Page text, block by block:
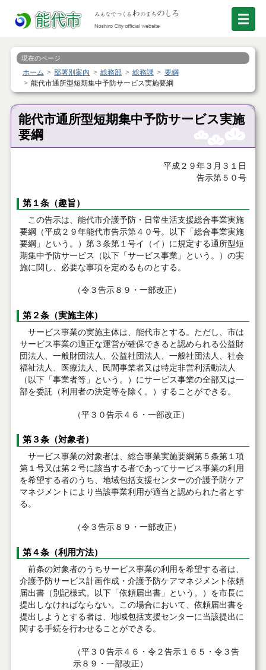
現在のページ
ホーム 部署別案内 総務部 総務課
要綱
能代市通所型短期集中予防サービス実施要綱
能代市通所型短期集中予防サービス実施
要綱
平成２９年３月３１日
告示第５０号
第１条（趣旨）
この告示は、能代市介護予防・日常生活支援総合事業実施
要綱（平成２９年能代市告示第４０号。以下「総合事業実施
要綱」という。）第３条第１号イ（イ）に規定する通所型短
期集中予防サービス（以下「サービス事業」という。）の実
施に関し、必要な事項を定めるものとする。
（令３告示８９・一部改正）
第２条（実施主体）
サービス事業の実施主体は、能代市とする。ただし、市は
サービス事業の適正な運営が確保できると認められる公益財
団法人、一般財団法人、公益社団法人、一般社団法人、社会
福祉法人、医療法人、民間事業者又は特定非営利活動法人
（以下「事業者等」という。）にサービス事業の全部又は一
部を委託（利用者の決定等を除く。）することができる。
（平３０告示４６・一部改正）
第３条（対象者）
サービス事業の対象者は、総合事業実施要綱第５条第１項
第１号又は第２号に該当する者であってサービス事業の利用
を希望する者のうち、地域包括支援センターの介護予防ケア
マネジメントにより当該事業利用が適当と認められた者とす
る。
（令３告示８９・一部改正）
第４条（利用方法）
前条の対象者のうちサービス事業の利用を希望する者は、
介護予防サービス計画作成・介護予防ケアマネジメント依頼
届出書（別記様式。以下「依頼届出書」という。）を市長に
提出しなければならない。この場合において、依頼届出書を
提出しようとする者は、地域包括支援センターに当該提出に
関する手続を行わせることができる。
（平３０告示４６・令２告示１６５・令３告
示８９・一部改正）